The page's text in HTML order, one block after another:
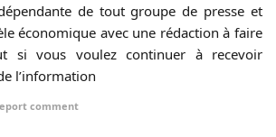
de tout groupe de presse et
économique avec une rédaction à faire
si vous voulez continuer à recevoir
l’information
comment